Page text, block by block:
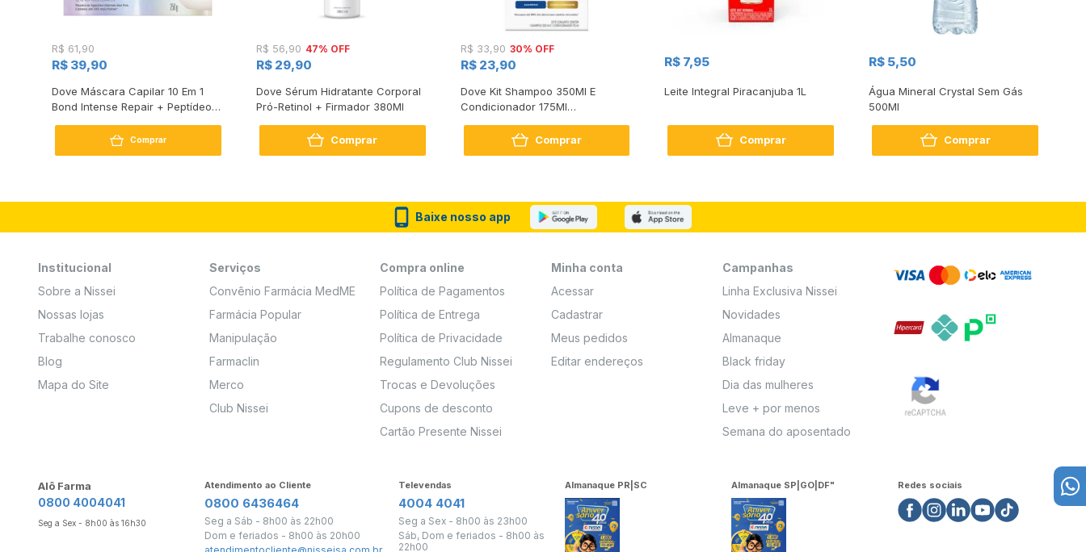
R$ 61,90
R$ 39,90
Dove Máscara Capilar 10 Em 1
Bond Intense Repair + Peptídeo
Comprar
R$ 56,90 47% OFF
R$ 29,90
Dove Sérum Hidratante Corporal
Pró-Retinol + Firmador 380Ml
Comprar
R$ 33,90 30% OFF
R$ 23,90
Dove Kit Shampoo 350Ml E
Condicionador 175Ml
Comprar
R$ 7,95
Leite Integral Piracanjuba 1L
Comprar
R$ 5,50
Água Mineral Crystal Sem Gás
500Ml
Comprar
Baixe nosso app
Institucional
Sobre a Nissei
Nossas lojas
Trabalhe conosco
Blog
Mapa do Site
Serviços
Convênio Farmácia MedME
Farmácia Popular
Manipulação
Farmaclin
Merco
Club Nissei
Compra online
Política de Pagamentos
Política de Entrega
Política de Privacidade
Regulamento Club Nissei
Trocas e Devoluções
Cupons de desconto
Cartão Presente Nissei
Minha conta
Acessar
Cadastrar
Meus pedidos
Editar endereços
Campanhas
Linha Exclusiva Nissei
Novidades
Almanaque
Black friday
Dia das mulheres
Leve + por menos
Semana do aposentado
Alô Farma
0800 4004041
Seg a Sex - 8h00 às 16h30
Atendimento ao Cliente
0800 6436464
Seg a Sáb - 8h00 às 22h00
Dom e feriados - 8h00 às 20h00
Televendas
4004 4041
Seg a Sex - 8h00 às 23h00
Sáb, Dom e feriados - 8h00 às
22h00
Almanaque PR|SC Almanaque SP|GO|DF" Redes sociais